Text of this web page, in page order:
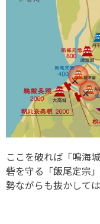
ここを破れば「鳴海
砦を守る「飯尾定宗
勢ながらも抜かして